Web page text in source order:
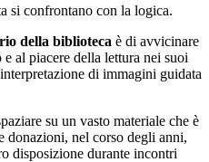
si confrontano con la logica.
della biblioteca è di avvicinare
al piacere della lettura nei suoi
di immagini guidata
su un vasto materiale che è
donazioni, nel corso degli anni,
disposizione durante incontri